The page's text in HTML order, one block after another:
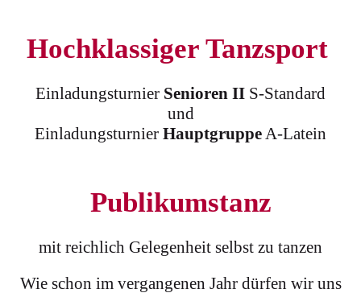
Hochklassiger Tanzsport
Einladungsturnier Senioren II S-Standard
und
Einladungsturnier HauptgruppeA-Latein
Publikumstanz
mit reichlich Gelegenheit selbst zu tanzen
Wie schon im vergangenen Jahr dürfen wir uns